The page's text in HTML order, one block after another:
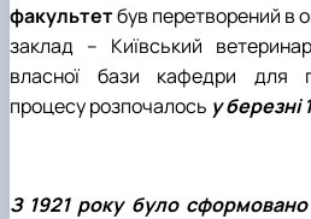
факультетбув перетворений в
заклад – Київський
власної бази кафедри для
процесу розпочалось у березні
З 1921 року було